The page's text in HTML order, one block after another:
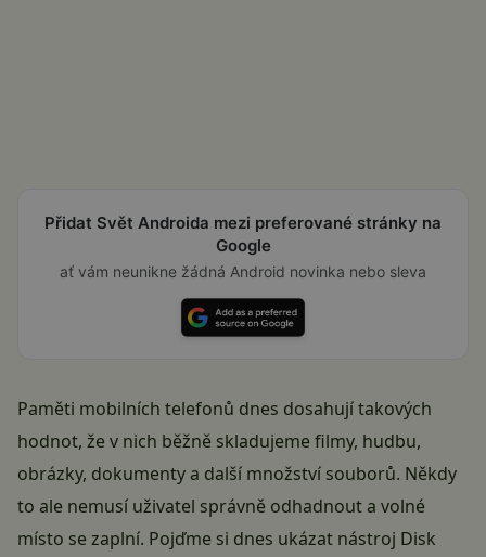
Přidat Svět Androida mezi preferované stránky na
Google
ať vám neunikne žádná Android novinka nebo sleva
Paměti mobilních telefonů dnes dosahují takových
hodnot, že v nich běžně skladujeme filmy, hudbu,
obrázky, dokumenty a další množství souborů. Někdy
to ale nemusí uživatel správně odhadnout a volné
místo se zaplní. Pojďme si dnes ukázat nástroj Disk